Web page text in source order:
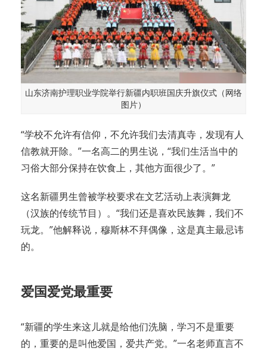
山东济南护理职业学院举行新疆内职班国庆升旗仪式（网络
图片）
“学校不允许有信仰，不允许我们去清真寺，发现有人
信教就开除。”一名高二的男生说，“我们生活当中的
习俗大部分保持在饮食上，其他方面很少了。”
这名新疆男生曾被学校要求在文艺活动上表演舞龙
（汉族的传统节目）。“我们还是喜欢民族舞，我们不
玩龙。”他解释说，穆斯林不拜偶像，这是真主最忌讳
的。
爱国爱党最重要
“新疆的学生来这儿就是给他们洗脑，学习不是重要
的，重要的是叫他爱国，爱共产党。”一名老师直言不